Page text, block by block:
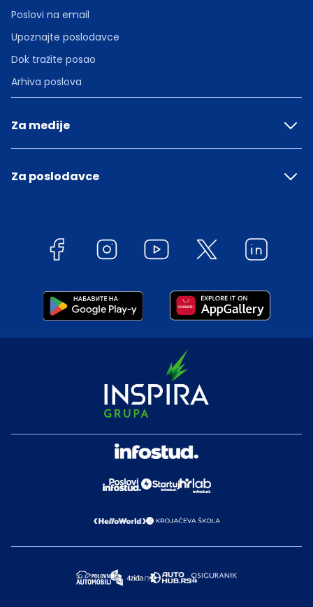
Poslovi na email
Upoznajte poslodavce
Dok tražite posao
Arhiva poslova
Za medije
Za poslodavce